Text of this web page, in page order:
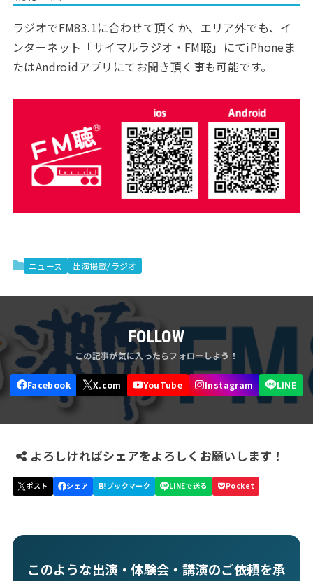
ラジオでFM83.1に合わせて頂くか、エリア外でも、イ
ンターネット「サイマルラジオ・FM聴」にてiPhoneま
たはAndroidアプリにてお聞き頂く事も可能です。
ニュース 出演掲載/ラジオ
FOLLOW
よろしければシェアをよろしくお願いします！
このような出演・体験会・講演のご依頼を承